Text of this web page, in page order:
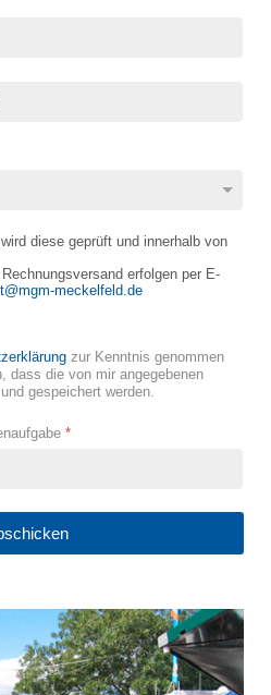
diese geprüft und innerhalb von
erfolgen per E-
meckelfeld.de
zur Kenntnis genommen
dass die von mir angegebenen
gespeichert werden.
*